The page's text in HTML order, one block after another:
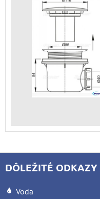
DÔLEŽITÉ ODKAZY
Voda